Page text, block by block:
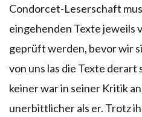
Condorcet-Leserschaft
eingehenden Texte jeweils
geprüft werden, bevor wir
von uns las die Texte
keiner war in seiner Kritik
unerbittlicher als er. Trotz